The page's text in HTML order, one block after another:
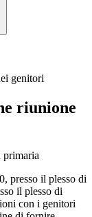
genitori
riunione
presso il plesso di
il plesso di
con i genitori